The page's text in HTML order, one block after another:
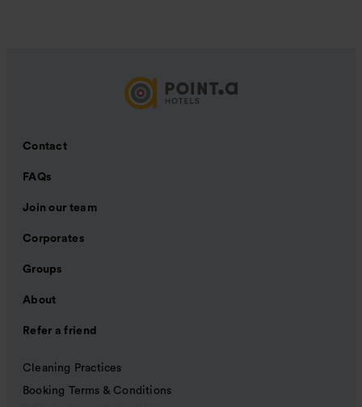
Contact
FAQs
Join our team
Corporates
Groups
About
Refer a friend
Cleaning Practices
Booking Terms & Conditions